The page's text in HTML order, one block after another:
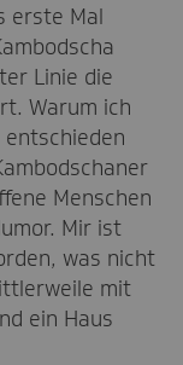
erste Mal
Linie die
Warum ich
Menschen
Mir ist
was nicht
mit
ein Haus